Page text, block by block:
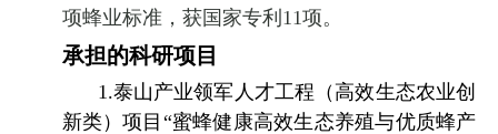
项蜂业标准，获国家专利 11项。
承担的科研项目
1.泰山产业领军人才工程（高效生态农业创
新类）项目“蜜蜂健康高效生态养殖与优质蜂产